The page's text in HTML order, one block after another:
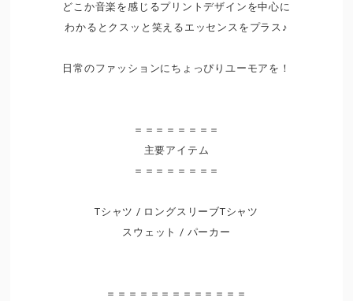
どこか音楽を感じるプリントデザインを中心に
わかるとクスッと笑えるエッセンスをプラス♪
日常のファッションにちょっぴりユーモアを！
＝＝＝＝＝＝＝＝
主要アイテム
＝＝＝＝＝＝＝＝
Tシャツ / ロングスリーブTシャツ
スウェット / パーカー
＝＝＝＝＝＝＝＝＝＝＝＝＝